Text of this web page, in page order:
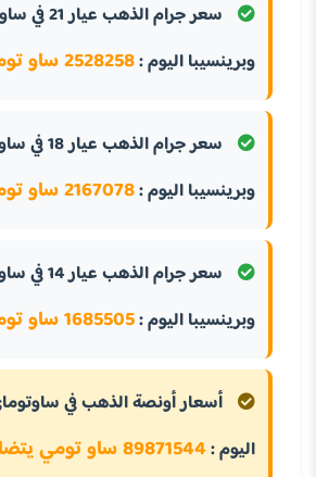
سعر جرام الذهب
وبرينسيبا اليوم :2528258 ساو تومي يتضاعف
سعر جرام الذهب
وبرينسيبا اليوم :2167078 ساو تومي يتضاعف
سعر جرام الذهب
وبرينسيبا اليوم :1685505 ساو تومي يتضاعف
أسعار أونصة الذهب في
اليوم :89871544 ساو تومي يتضاعف